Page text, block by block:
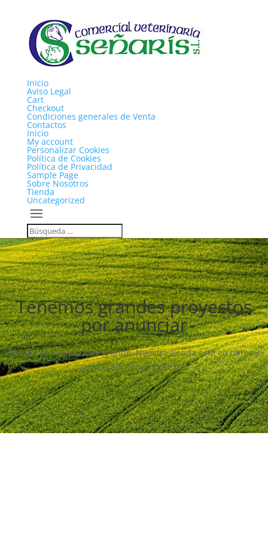
Inicio
Aviso Legal
Cart
Checkout
Condiciones generales de Venta
Contactos
Inicio
My account
Personalizar Cookies
Política de Cookies
Política de Privacidad
Sample Page
Sobre Nosotros
Tienda
Uncategorized
Tenemos grandes proyectos
por anunciar
Se está cocinando algo grande. Nuestra tienda está en obras y
pronto abrirá sus puertas.